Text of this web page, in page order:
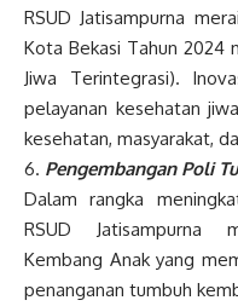
RSUD Jatisampurna
Kota Bekasi Tahun 2024
Jiwa Terintegrasi).
pelayanan kesehatan
kesehatan, masyarakat,
6. Pengembangan Poli
Dalam rangka
RSUD Jatisampurna
Kembang Anak yang
penanganan tumbuh